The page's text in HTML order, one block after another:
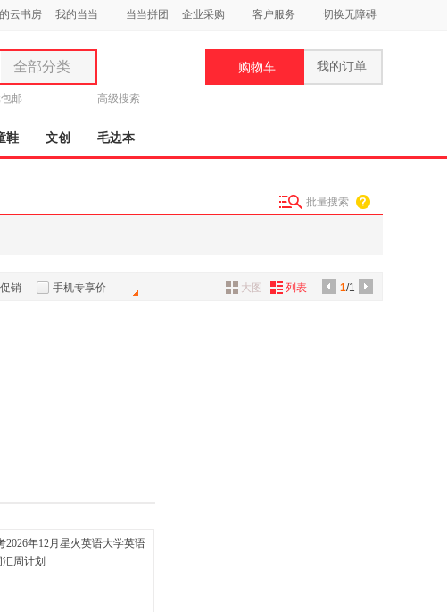
云书房 我的当当 当当拼团 企业采购 客户服务 切换无障碍
全部分类
全部分类
图书
电子书
孕婴服饰
数码影音
电脑办公
邮 高级搜索
购物车 我的订单
鞋 文创 毛边本
批量搜索
促销 手机专享价 1/1
大图 列表